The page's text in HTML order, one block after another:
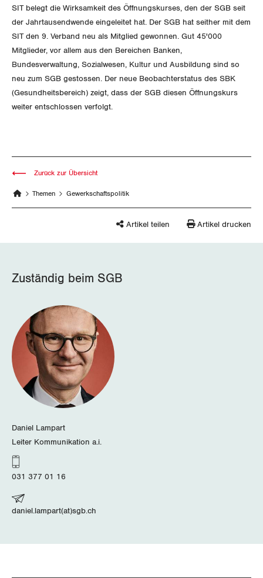
Jugendkommission
Migrationskommission
Queer-Kommission
Beide Basel
Bern
Freiburg
Genf
Jura
Obwalden
Schaffhausen
Schwyz
St. Gallen-Appenzell
Solothurn
Uri
Vernehmlassungen
SIT belegt die Wirksamkeit des Öffnungskurses, den der SGB seit
der Jahrtausendwende eingeleitet hat. Der SGB hat seither mit dem
SIT den 9. Verband neu als Mitglied gewonnen. Gut 45'000
Mitglieder, vor allem aus den Bereichen Banken,
Bundesverwaltung, Sozialwesen, Kultur und Ausbildung sind so
neu zum SGB gestossen. Der neue Beobachterstatus des SBK
(Gesundheitsbereich) zeigt, dass der SGB diesen Öffnungskurs
weiter entschlossen verfolgt.
Themen Gewerkschaftspolitik
Zurück zur Übersicht
Artikel teilen Artikel drucken
Zuständig beim SGB
Daniel Lampart
Leiter Kommunikation a.i.
031 377 01 16
daniel.lampart(at)sgb.ch